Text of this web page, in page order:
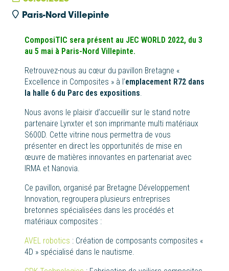
Paris-Nord Villepinte
ComposiTIC sera présent au JEC WORLD 2022, du 3
au 5 mai à Paris-Nord Villepinte.
Retrouvez-nous au cœur du pavillon Bretagne «
Excellence in Composites » à l’emplacement R72 dans
la halle 6 du Parc des expositions.
Nous avons le plaisir d’accueillir sur le stand notre
partenaire Lynxter et son imprimante multi matériaux
S600D. Cette vitrine nous permettra de vous
présenter en direct les opportunités de mise en
œuvre de matières innovantes en partenariat avec
IRMA et Nanovia.
Ce pavillon, organisé par Bretagne Développement
Innovation, regroupera plusieurs entreprises
bretonnes spécialisées dans les procédés et
matériaux composites :
AVEL robotics : Création de composants composites «
4D » spécialisé dans le nautisme.